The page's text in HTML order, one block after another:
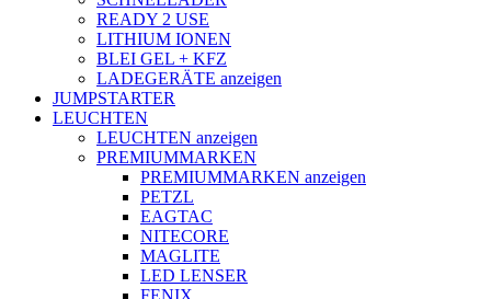
READY 2 USE
LITHIUM IONEN
BLEI GEL + KFZ
LADEGERÄTE anzeigen
JUMPSTARTER
LEUCHTEN
LEUCHTEN anzeigen
PREMIUMMARKEN
PREMIUMMARKEN anzeigen
PETZL
EAGTAC
NITECORE
MAGLITE
LED LENSER
FENIX